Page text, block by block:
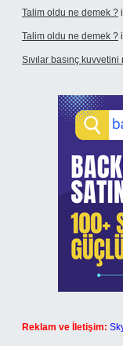
Talim oldu ne demek ?
Talim oldu ne demek ?
Sıvılar basınç kuvvetini
Reklam ve İletişim: